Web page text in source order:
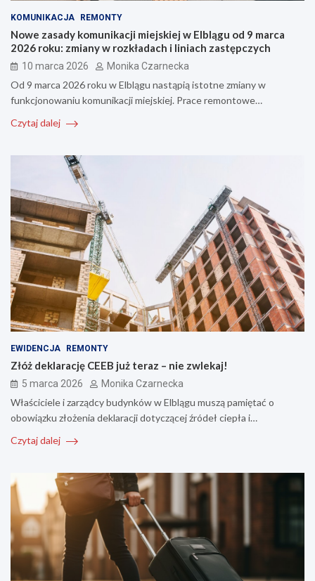
KOMUNIKACJA REMONTY
Nowe zasady komunikacji miejskiej w Elblągu od 9 marca
2026 roku: zmiany w rozkładach i liniach zastępczych
10 marca 2026 Monika Czarnecka
Od 9 marca 2026 roku w Elblągu nastąpią istotne zmiany w
funkcjonowaniu komunikacji miejskiej. Prace remontowe…
Czytaj dalej
EWIDENCJA REMONTY
Złóż deklarację CEEB już teraz – nie zwlekaj!
5 marca 2026 Monika Czarnecka
Właściciele i zarządcy budynków w Elblągu muszą pamiętać o
obowiązku złożenia deklaracji dotyczącej źródeł ciepła i…
Czytaj dalej